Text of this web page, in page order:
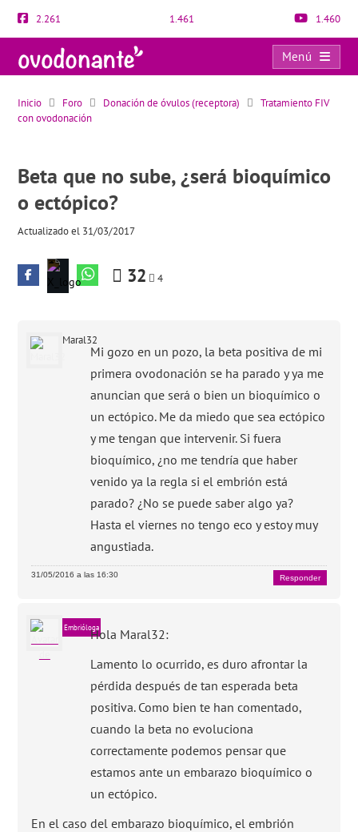
2.261 1.461 1.460
Menú
Beta que no sube, ¿será bioquímico o ectópico?
Inicio Foro Donación de óvulos (receptora)
Tratamiento FIV
con ovodonación
Beta que no sube, ¿será bioquímico
o ectópico?
Actualizado el 31/03/2017
32 4
Maral32
Mi gozo en un pozo, la beta positiva de mi
primera ovodonación se ha parado y ya me
anuncian que será o bien un bioquímico o
un ectópico. Me da miedo que sea ectópico
y me tengan que intervenir. Si fuera
bioquímico, ¿no me tendría que haber
venido ya la regla si el embrión está
parado? ¿No se puede saber algo ya?
Hasta el viernes no tengo eco y estoy muy
angustiada.
31/05/2016 a las 16:30 Responder
EmbriólogaHola Maral32:
Lamento lo ocurrido, es duro afrontar la
pérdida después de tan esperada beta
positiva. Como bien te han comentado,
cuando la beta no evoluciona
correctamente podemos pensar que
estamos ante un embarazo bioquímico o
un ectópico.
En el caso del embarazo bioquímico, el embrión